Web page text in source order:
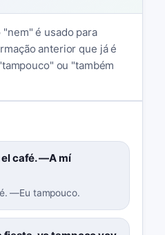
é usado para
anterior que já é
ou "também
café. —A mí
—Eu tampouco.